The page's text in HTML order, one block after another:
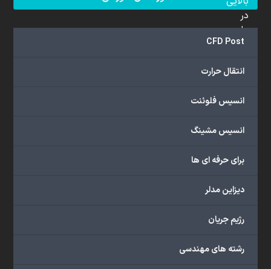
CFD Post
انتقال حرارت
انسیس فلوئنت
انسیس مشینگ
برای حرفه ای ها
دیزاین مدلر
رژیم جریان
رشته های مهندسی
در
علم
دینامیک
محاسباتی
برخوردار
مجموعه
خدمات
را
اهداف
پژوهشی،